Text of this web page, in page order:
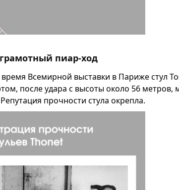
пиар-ход
время Всемирной выставки в Париже стул
после удара с высоты около 56 метров,
прочности стула окрепла.